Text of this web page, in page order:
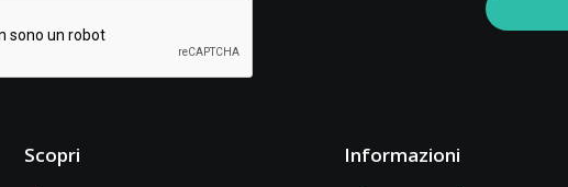
Scopri Informazioni